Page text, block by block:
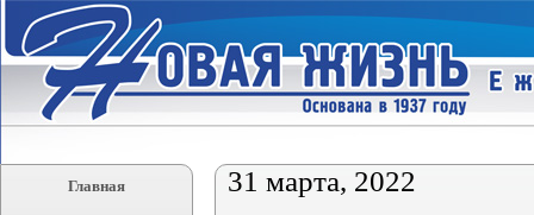
Главная 31 марта, 2022